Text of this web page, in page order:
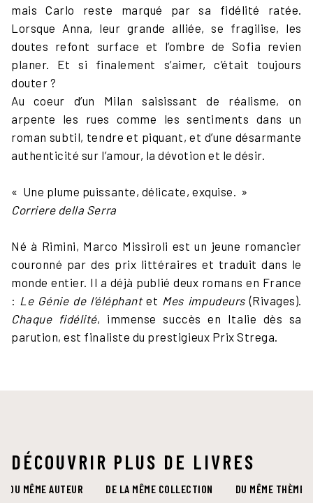
mais Carlo reste marqué par sa fidélité ratée.
Lorsque Anna, leur grande alliée, se fragilise, les
doutes refont surface et l’ombre de Sofia revien
planer. Et si finalement s’aimer, c’était toujours
douter ?
Au coeur d’un Milan saisissant de réalisme, on
arpente les rues comme les sentiments dans un
roman subtil, tendre et piquant, et d’une désarmante
authenticité sur l’amour, la dévotion et le désir.
« Une plume puissante, délicate, exquise. »
Corriere della Serra
Né à Rimini, Marco Missiroli est un jeune romancier
couronné par des prix littéraires et traduit dans le
monde entier. Il a déjà publié deux romans en France
: Le Génie de l’éléphantet Mes impudeurs(Rivages).
Chaque fidélité, immense succès en Italie dès sa
parution, est finaliste du prestigieux Prix Strega.
DÉCOUVRIR PLUS DE LIVRES
DU MÊME AUTEUR DE LA MÊME COLLECTION DU MÊME THÈME